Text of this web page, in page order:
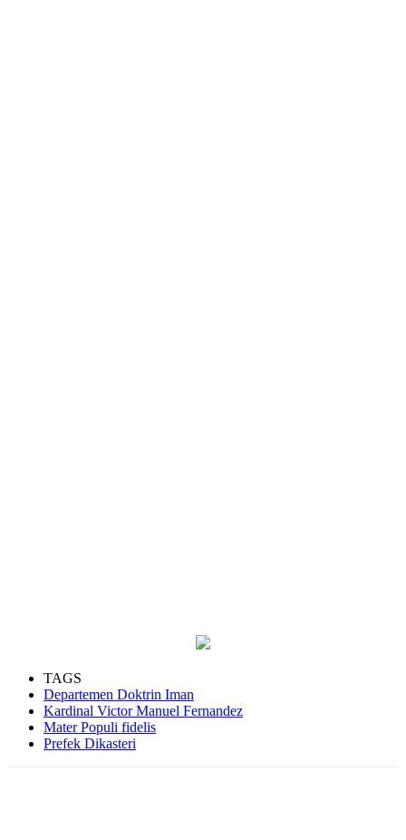
TAGS
Departemen Doktrin Iman
Kardinal Victor Manuel Fernandez
Mater Populi fidelis
Prefek Dikasteri